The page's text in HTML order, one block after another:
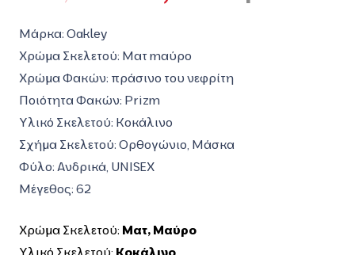
price
205,00€.
τρέχουσα
143,00€.
Μάρκα: Oakley
Χρώμα Σκελετού: Ματ mαύρο
Χρώμα Φακών: πράσινο του νεφρίτη
Ποιότητα Φακών: Prizm
Υλικό Σκελετού: Κοκάλινο
Σχήμα Σκελετού: Ορθογώνιο, Μάσκα
Φύλο: Ανδρικά, UNISEX
Μέγεθος: 62
Χρώμα Σκελετού: Ματ, Μαύρο
Υλικό Σκελετού: Κοκάλινο